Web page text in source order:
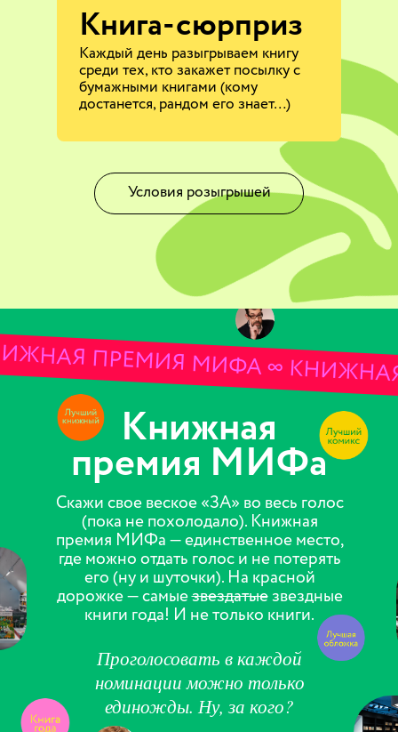
Каждый день разыгрываем книгу
среди тех, кто закажет посылку с
бумажными книгами (кому
достанется, рандом его знает…)
Книга-сюрприз
Условия розыгрышей
Книжная
премия МИФа
Скажи свое веское «ЗА» во весь голос
(пока не похолодало). Книжная
премия МИФа — единственное место,
где можно отдать голос и не потерять
его (ну и шуточки). На красной
дорожке — самыезвездатыезвездные
книги года! И не только книги.
Проголосовать в каждой
номинации можно только
единожды. Ну, за кого?
ПРЕМИЯ МИФА ∞